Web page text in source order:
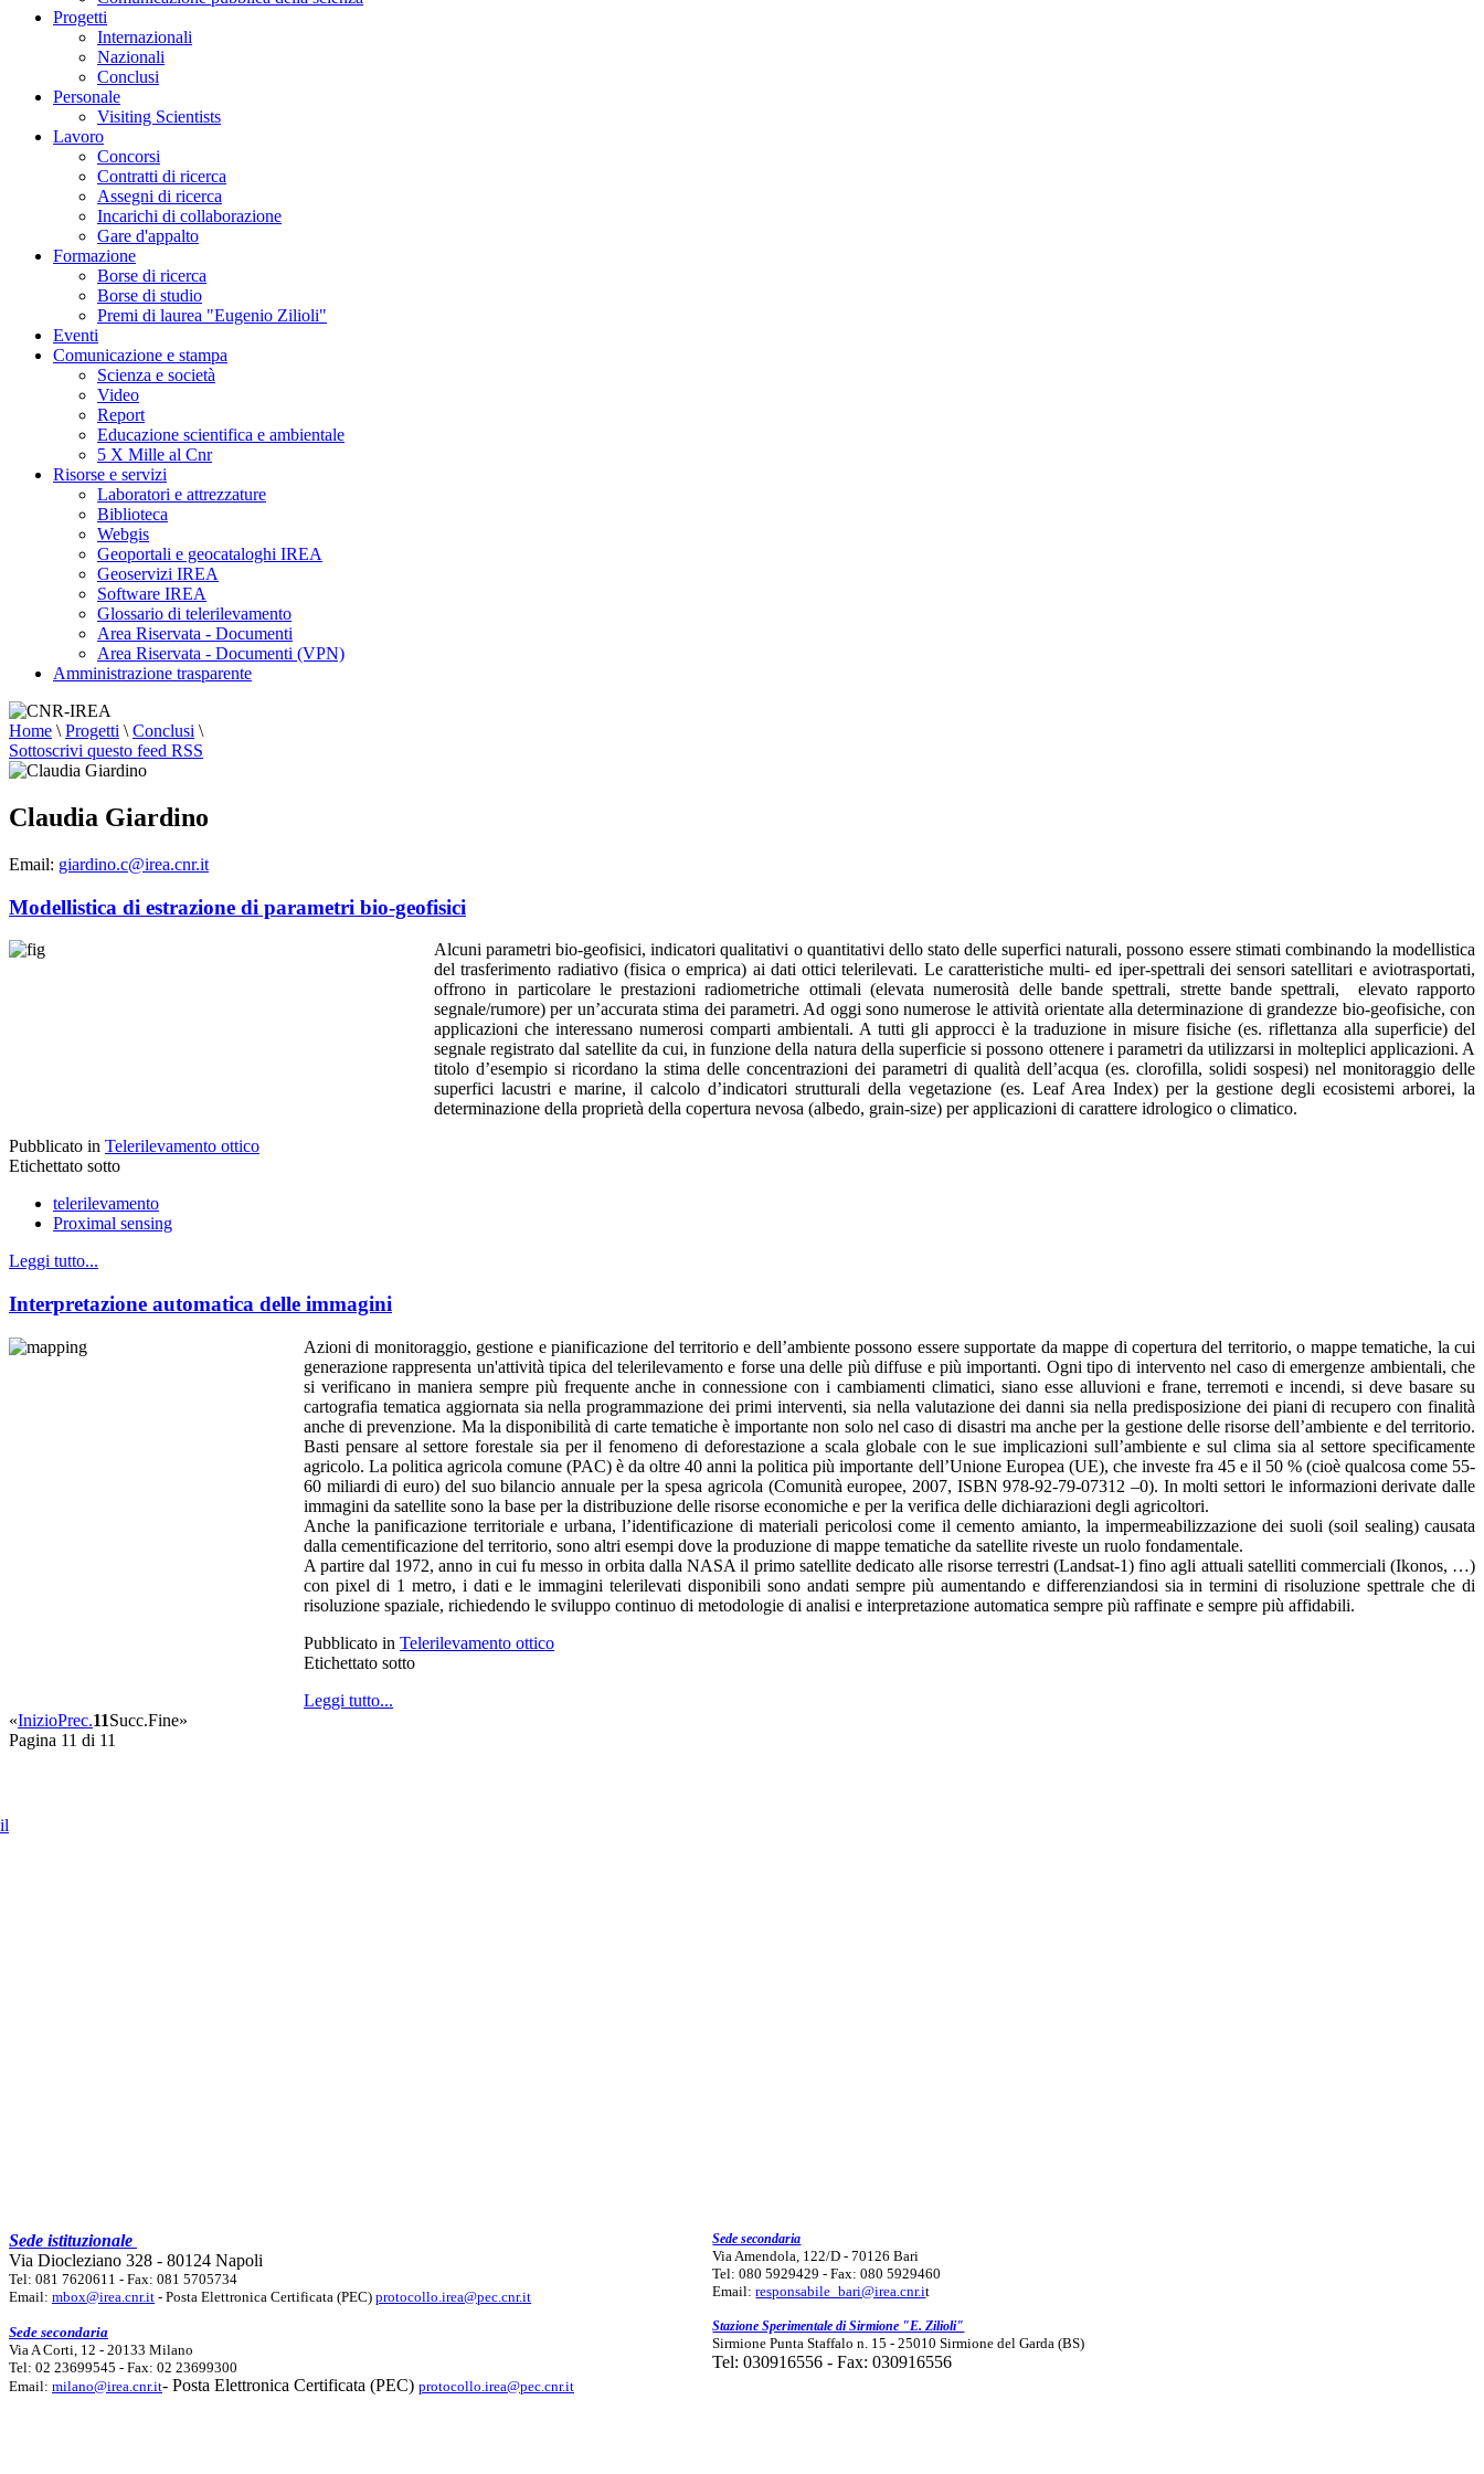
Progetti
Internazionali
Nazionali
Conclusi
Personale
Visiting Scientists
Lavoro
Concorsi
Contratti di ricerca
Assegni di ricerca
Incarichi di collaborazione
Gare d'appalto
Formazione
Borse di ricerca
Borse di studio
Premi di laurea "Eugenio Zilioli"
Eventi
Comunicazione e stampa
Scienza e società
Video
Report
Educazione scientifica e ambientale
5 X Mille al Cnr
Risorse e servizi
Laboratori e attrezzature
Biblioteca
Webgis
Geoportali e geocataloghi IREA
Geoservizi IREA
Software IREA
Glossario di telerilevamento
Area Riservata - Documenti
Area Riservata - Documenti (VPN)
Amministrazione trasparente
Home \ Progetti \ Conclusi \
Sottoscrivi questo feed RSS
Claudia Giardino
Email: giardino.c@irea.cnr.it
Modellistica di estrazione di parametri bio-geofisici
Alcuni parametri bio-geofisici, indicatori qualitativi o quantitativi dello stato delle superfici naturali, possono essere stimati combinando la modellistica
del trasferimento radiativo (fisica o emprica) ai dati ottici telerilevati. Le caratteristiche multi- ed iper-spettrali dei sensori satellitari e aviotrasportati,
offrono in particolare le prestazioni radiometriche ottimali (elevata numerosità delle bande spettrali, strette bande spettrali, elevato rapporto
segnale/rumore) per un’accurata stima dei parametri. Ad oggi sono numerose le attività orientate alla determinazione di grandezze bio-geofisiche, con
applicazioni che interessano numerosi comparti ambientali. A tutti gli approcci è la traduzione in misure fisiche (es. riflettanza alla superficie) del
segnale registrato dal satellite da cui, in funzione della natura della superficie si possono ottenere i parametri da utilizzarsi in molteplici applicazioni. A
titolo d’esempio si ricordano la stima delle concentrazioni dei parametri di qualità dell’acqua (es. clorofilla, solidi sospesi) nel monitoraggio delle
superfici lacustri e marine, il calcolo d’indicatori strutturali della vegetazione (es. Leaf Area Index) per la gestione degli ecosistemi arborei, la
determinazione della proprietà della copertura nevosa (albedo, grain-size) per applicazioni di carattere idrologico o climatico.
Pubblicato in Telerilevamento ottico
Etichettato sotto
telerilevamento
Proximal sensing
Leggi tutto...
Interpretazione automatica delle immagini
Azioni di monitoraggio, gestione e pianificazione del territorio e dell’ambiente possono essere supportate da mappe di copertura del territorio, o mappe tematiche, la cui
generazione rappresenta un'attività tipica del telerilevamento e forse una delle più diffuse e più importanti. Ogni tipo di intervento nel caso di emergenze ambientali, che
si verificano in maniera sempre più frequente anche in connessione con i cambiamenti climatici, siano esse alluvioni e frane, terremoti e incendi, si deve basare su
cartografia tematica aggiornata sia nella programmazione dei primi interventi, sia nella valutazione dei danni sia nella predisposizione dei piani di recupero con finalità
anche di prevenzione. Ma la disponibilità di carte tematiche è importante non solo nel caso di disastri ma anche per la gestione delle risorse dell’ambiente e del territorio.
Basti pensare al settore forestale sia per il fenomeno di deforestazione a scala globale con le sue implicazioni sull’ambiente e sul clima sia al settore specificamente
agricolo. La politica agricola comune (PAC) è da oltre 40 anni la politica più importante dell’Unione Europea (UE), che investe fra 45 e il 50 % (cioè qualcosa come 55-
60 miliardi di euro) del suo bilancio annuale per la spesa agricola (Comunità europee, 2007, ISBN 978-92-79-07312 –0). In molti settori le informazioni derivate dalle
immagini da satellite sono la base per la distribuzione delle risorse economiche e per la verifica delle dichiarazioni degli agricoltori.
Anche la panificazione territoriale e urbana, l’identificazione di materiali pericolosi come il cemento amianto, la impermeabilizzazione dei suoli (soil sealing) causata
dalla cementificazione del territorio, sono altri esempi dove la produzione di mappe tematiche da satellite riveste un ruolo fondamentale.
A partire dal 1972, anno in cui fu messo in orbita dalla NASA il primo satellite dedicato alle risorse terrestri (Landsat-1) fino agli attuali satelliti commerciali (Ikonos, …)
con pixel di 1 metro, i dati e le immagini telerilevati disponibili sono andati sempre più aumentando e differenziandosi sia in termini di risoluzione spettrale che di
risoluzione spaziale, richiedendo le sviluppo continuo di metodologie di analisi e interpretazione automatica sempre più raffinate e sempre più affidabili.
Pubblicato in Telerilevamento ottico
Etichettato sotto
Leggi tutto...
«InizioPrec.11Succ.Fine»
Pagina 11 di 11
Sede istituzionale
Via Diocleziano 328 - 80124 Napoli
Tel: 081 7620611 - Fax: 081 5705734
Email: mbox@irea.cnr.it - Posta Elettronica Certificata (PEC) protocollo.irea@pec.cnr.it
Sede secondaria
Via A Corti, 12 - 20133 Milano
Tel: 02 23699545 - Fax: 02 23699300
Email: milano@irea.cnr.it- Posta Elettronica Certificata (PEC) protocollo.irea@pec.cnr.it
Sede secondaria
Via Amendola, 122/D - 70126 Bari
Tel: 080 5929429 - Fax: 080 5929460
Email:responsabile_bari@irea.cnr.it
Stazione Sperimentale di Sirmione "E. Zilioli"
Sirmione Punta Staffalo n. 15 - 25010 Sirmione del Garda (BS)
Tel: 030916556 - Fax: 030916556